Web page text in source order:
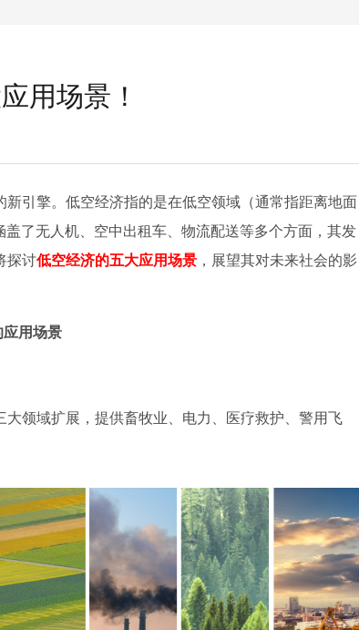
用场景！
引擎。低空经济指的是在低空领域（通常指距离地面
了无人机、空中出租车、物流配送等多个方面，其发
探讨低空经济的五大应用场景 ，展望其对未来社会的影
用场景
领域扩展，提供畜牧业、电力、医疗救护、警用飞